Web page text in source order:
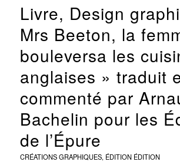
Livre, Design
Mrs Beeton, la
bouleversa les
anglaises » traduit
commenté par
Bachelin pour les
de l’Épure
CRÉATIONS GRAPHIQUES, ÉDITION ÉDITION